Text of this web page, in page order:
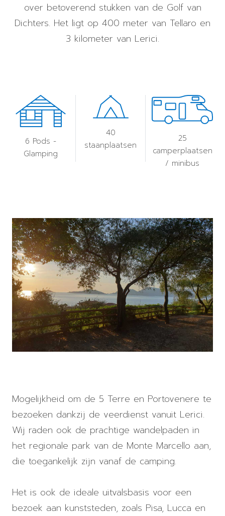
over betoverend stukken van de Golf van
Dichters. Het ligt op 400 meter van Tellaro en
3 kilometer van Lerici.
6 Pods -
Glamping
40
staanplaatsen
25
camperplaatsen
/ minibus
Mogelijkheid om de 5 Terre en Portovenere te
bezoeken dankzij de veerdienst vanuit Lerici.
Wij raden ook de prachtige wandelpaden in
het regionale park van de Monte Marcello aan,
die toegankelijk zijn vanaf de camping.
Het is ook de ideale uitvalsbasis voor een
bezoek aan kunststeden, zoals Pisa, Lucca en